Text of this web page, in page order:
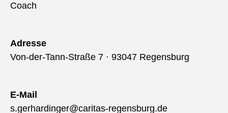
Coach
Adresse
Von-der-Tann-Straße 7 · 93047 Regensburg
E-Mail
s.gerhardinger@caritas-regensburg.de